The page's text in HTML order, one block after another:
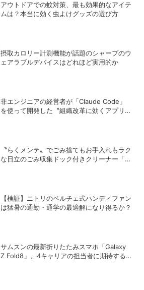
アウトドアでの蚊対策、最も効果的なアイテ
ムは？本当に効く虫よけグッズの選び方
摂取カロリー計測機能が話題のシャープのウ
ェアラブルデバイスはどれほど実用的か
非エンジニアの経営者が「Claude Code」
を使って開発した〝組織改革に効くアプリ〟
〝らくメンテ〟でごみ捨てもお手入れもラク
な日立のごみ収集ドック付きクリーナー「ら
【検証】ニトリのペルチェ式ハンディファン
は猛暑の通勤・通学の最適解になり得るか？
サムスンの最新折りたたみスマホ「Galaxy
Z Fold8」、4キャリアの担当者に期待する